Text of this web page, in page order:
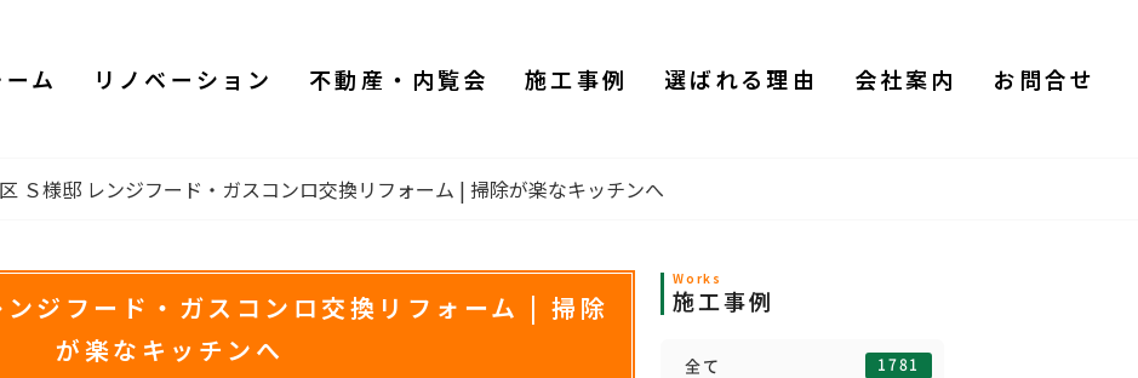
ム リノベーション 不動産・内覧会 施工事例 選ばれる理由 会社案内 お問合せ
Ｓ様邸 レンジフード・ガスコンロ交換リフォーム | 掃除が楽なキッチンへ
ジフード・ガスコンロ交換リフォーム | 掃除
が楽なキッチンへ
Works
施工事例
全て 1781